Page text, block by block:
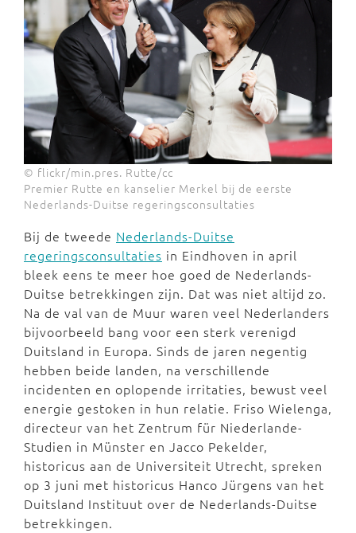
© flickr/min.pres. Rutte/cc
Premier Rutte en kanselier Merkel bij de eerste
Nederlands-Duitse regeringsconsultaties
Bij de tweede Nederlands-Duitse
regeringsconsultaties in Eindhoven in april
bleek eens te meer hoe goed de Nederlands-
Duitse betrekkingen zijn. Dat was niet altijd zo.
Na de val van de Muur waren veel Nederlanders
bijvoorbeeld bang voor een sterk verenigd
Duitsland in Europa. Sinds de jaren negentig
hebben beide landen, na verschillende
incidenten en oplopende irritaties, bewust veel
energie gestoken in hun relatie. Friso Wielenga,
directeur van het Zentrum für Niederlande-
Studien in Münster en Jacco Pekelder,
historicus aan de Universiteit Utrecht, spreken
op 3 juni met historicus Hanco Jürgens van het
Duitsland Instituut over de Nederlands-Duitse
betrekkingen.